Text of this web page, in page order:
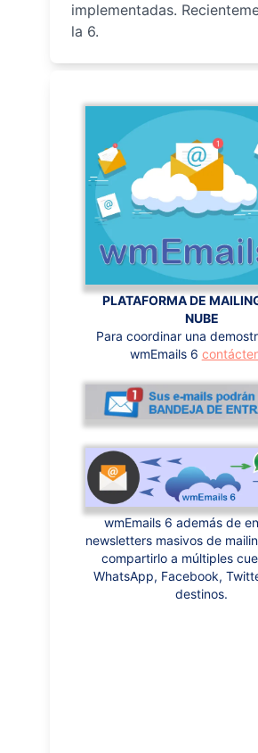
implementadas.
la 6.
PLATAFORMA DE
NUBE
Para coordinar una
wmEmails 6
wmEmails 6 además de
newsletters masivos de
compartirlo a múltiples
WhatsApp, Facebook,
destinos.